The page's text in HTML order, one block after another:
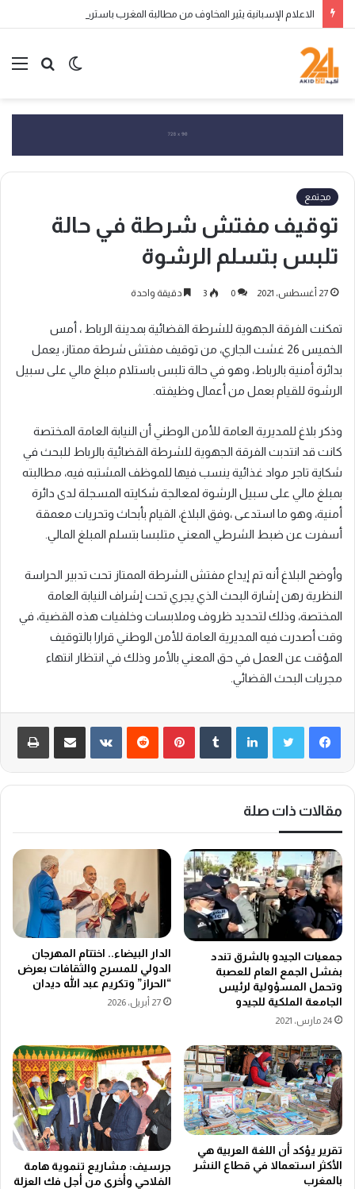
بحث
الوضع
مجتمع
توقيف مفتش شرطة في حالة
تلبس بتسلم الرشوة
27 أغسطس، 2021 0
3 دقيقة واحدة
تمكنت الفرقة الجهوية للشرطة القضائية بمدينة الرباط ، أمس
الخميس 26 غشت الجاري، من توقيف مفتش شرطة ممتاز، يعمل
بدائرة أمنية بالرباط، وهو في حالة تلبس باستلام مبلغ مالي على سبيل
الرشوة للقيام بعمل من أعمال وظيفته.
وذكر بلاغ للمديرية العامة للأمن الوطني أن النيابة العامة المختصة
كانت قد انتدبت الفرقة الجهوية للشرطة القضائية بالرباط للبحث في
شكاية تاجر مواد غذائية ينسب فيها للموظف المشتبه فيه، مطالبته
بمبلغ مالي على سبيل الرشوة لمعالجة شكايته المسجلة لدى دائرة
أمنية، وهو ما استدعى ،وفق البلاغ، القيام بأبحاث وتحريات معمقة
أسفرت عن ضبط الشرطي المعني متلبسا بتسلم المبلغ المالي.
وأوضح البلاغ أنه تم إيداع مفتش الشرطة الممتاز تحت تدبير الحراسة
النظرية رهن إشارة البحث الذي يجري تحت إشراف النيابة العامة
المختصة، وذلك لتحديد ظروف وملابسات وخلفيات هذه القضية، في
وقت أصدرت فيه المديرية العامة للأمن الوطني قرارا بالتوقيف
المؤقت عن العمل في حق المعني بالأمر وذلك في انتظار انتهاء
مجريات البحث القضائي.
لينكدإن بينتيريست ‏VKontakte
مقالات ذات صلة
جمعيات الجيدو بالشرق تندد
بفشل الجمع العام للعصبة
وتحمل المسؤولية لرئيس
الجامعة الملكية للجيدو
24 مارس، 2021
الدار البيضاء.. اختتام المهرجان
الدولي للمسرح والثقافات بعرض
“الحراز” وتكريم عبد الله ديدان
27 أبريل، 2026
تقرير يؤكد أن اللغة العربية هي
الأكثر استعمالا في قطاع النشر
بالمغرب
جرسيف: مشاريع تنموية هامة
الفلاحي وأخرى من أجل فك العزلة